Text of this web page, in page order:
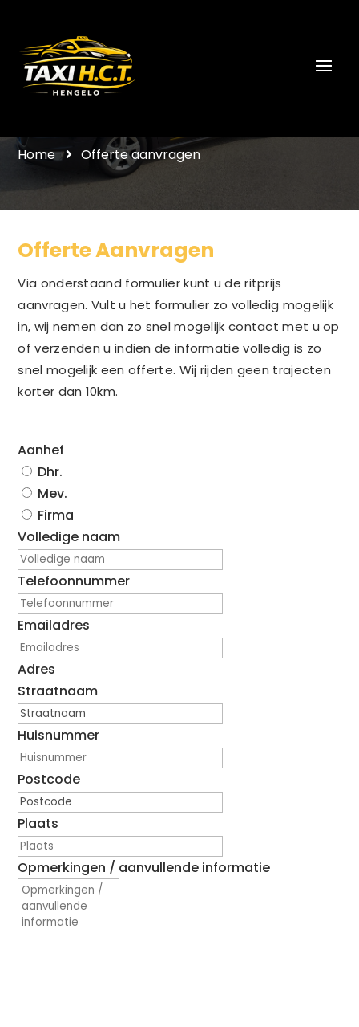
Offerte aanvragen
Home Offerte aanvragen
Offerte Aanvragen
Via onderstaand formulier kunt u de ritprijs
aanvragen. Vult u het formulier zo volledig mogelijk
in, wij nemen dan zo snel mogelijk contact met u op
of verzenden u indien de informatie volledig is zo
snel mogelijk een offerte. Wij rijden geen trajecten
korter dan 10km.
Aanhef
Dhr.
Mev.
Firma
Volledige naam
Telefoonnummer
Emailadres
Adres
Straatnaam
Huisnummer
Postcode
Plaats
Opmerkingen / aanvullende informatie